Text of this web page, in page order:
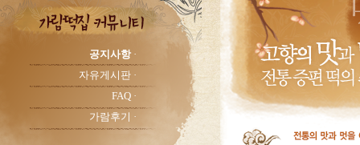
공지사항 ·
자유게시판 ·
FAQ ·
가람후기 ·